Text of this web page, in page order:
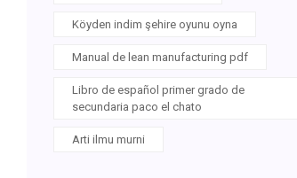
Köyden indim şehire oyunu oyna
Manual de lean manufacturing pdf
Libro de español primer grado de
secundaria paco el chato
Arti ilmu murni